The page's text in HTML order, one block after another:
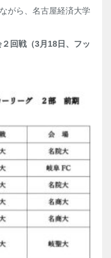
がら、名古屋経済大学
回戦（3月18日、フッ